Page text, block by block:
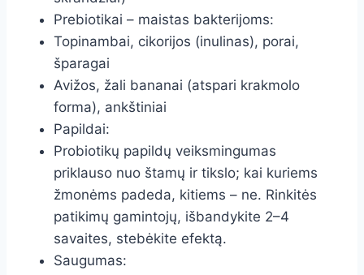
Prebiotikai – maistas bakterijoms:
Topinambai, cikorijos (inulinas), porai,
šparagai
Avižos, žali bananai (atspari krakmolo
forma), ankštiniai
Papildai:
Probiotikų papildų veiksmingumas
priklauso nuo štamų ir tikslo; kai kuriems
žmonėms padeda, kitiems – ne. Rinkitės
patikimų gamintojų, išbandykite 2–4
savaites, stebėkite efektą.
Saugumas: